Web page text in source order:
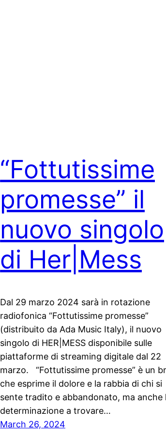
“Fottutissime
promesse” il
nuovo singolo
di Her|Mess
Dal 29 marzo 2024 sarà in rotazione
radiofonica “Fottutissime promesse”
(distribuito da Ada Music Italy), il nuovo
singolo di HER|MESS disponibile sulle
piattaforme di streaming digitale dal 22
marzo. “Fottutissime promesse” è un
che esprime il dolore e la rabbia di chi si
sente tradito e abbandonato, ma anche
determinazione a trovare…
March 26, 2024